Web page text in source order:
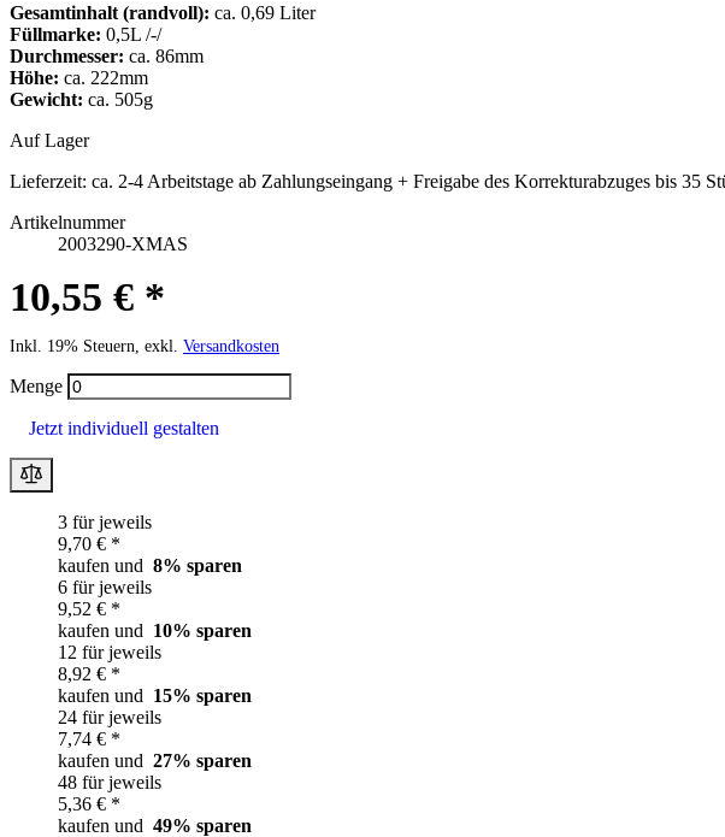
Gesamtinhalt (randvoll): ca. 0,69 Liter
Füllmarke: 0,5L /-/
Durchmesser: ca. 86mm
Höhe: ca. 222mm
Gewicht: ca. 505g
Auf Lager
Lieferzeit: ca. 2-4 Arbeitstage ab Zahlungseingang + Freigabe des Korrekturabzuges bis 35
Artikelnummer
2003290-XMAS
10,55 € *
Inkl. 19% Steuern, exkl. Versandkosten
Menge
Jetzt individuell gestalten
3 für jeweils
9,70 € *
kaufen und 8% sparen
6 für jeweils
9,52 € *
kaufen und 10% sparen
12 für jeweils
8,92 € *
kaufen und 15% sparen
24 für jeweils
7,74 € *
kaufen und 27% sparen
48 für jeweils
5,36 € *
kaufen und 49% sparen